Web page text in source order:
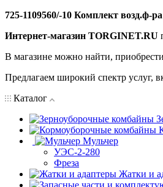
725-1109560/-10 Комплект возд.ф-
Интернет-магазин TORGINET.RU
В магазине можно найти,
Предлагаем широкий спектр услуг,
Каталог
Мульчер
УЭС-2-280
Фреза
Жатки и